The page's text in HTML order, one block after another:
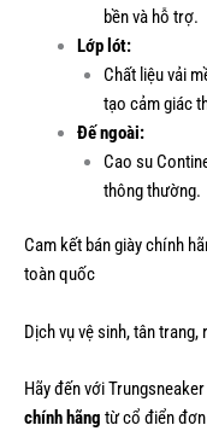
bền và hỗ trợ.
Lớp lót:
Chất liệu vải
tạo cảm giác
Đế ngoài:
Cao su
thông thường.
Cam kết bán giày chính
toàn quốc
Dịch vụ vệ sinh, tân
Hãy đến với
chính hãng từ cổ điển